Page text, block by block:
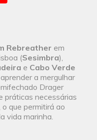
Rebreather em
(Sesimbra),
e Cabo Verde
a mergulhar
Drager
práticas necessárias
que permitirá ao
vida marinha.